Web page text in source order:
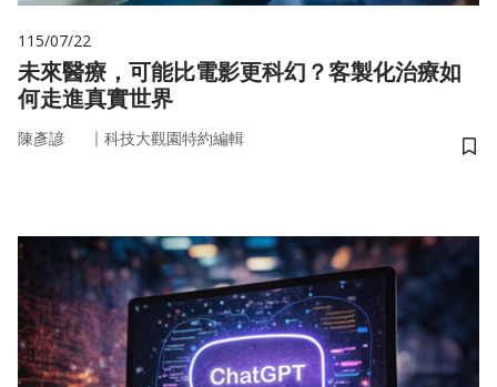
115/07/22
未來醫療，可能比電影更科幻？客製化治療如
何走進真實世界
陳彥諺 ｜ 科技大觀園特約編輯
儲